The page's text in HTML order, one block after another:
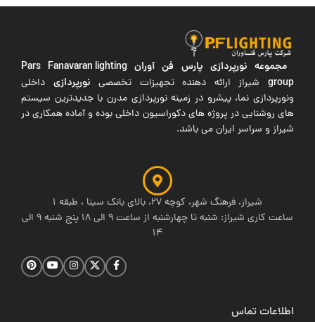
مجموعه نورپردازی پارس فن آوران Pars Fanavaran lighting
groupشیراز ارائه دهنده تجهیزات تخصصی نورپردازی داخلی
ونورپردازی نما، پیشرو در زمینه نورپردازی مدرن با جدیدترین سیستم
های روشنایی در پروژه های دکوراسیون داخلی بوده و آماده همکاری در
شیراز و سراسر ایران می باشد.
شیراز، فرهنگ شهر، کوچه 27، بالای بانک سینا ، طبقه 1
ساعت کاری شیراز: شنبه تا چهارشنبه از ساعت 9 الی 18 پنج شنبه 9 الی
14
اطلاعات تماس